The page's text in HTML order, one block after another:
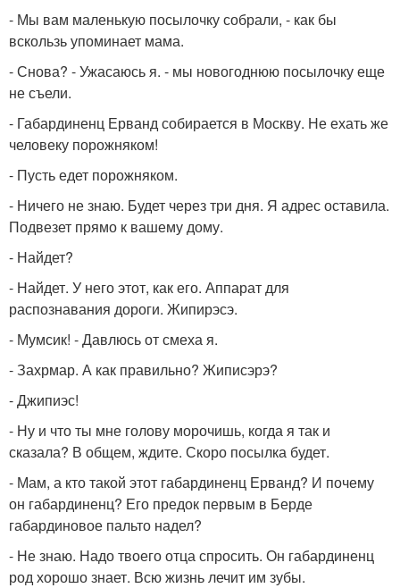
- Мы вам маленькую посылочку собрали, - как бы
вскользь упоминает мама.
- Снова? - Ужасаюсь я. - мы новогоднюю посылочку еще
не съели.
- Габардиненц Ерванд собирается в Москву. Не ехать же
человеку порожняком!
- Пусть едет порожняком.
- Ничего не знаю. Будет через три дня. Я адрес оставила.
Подвезет прямо к вашему дому.
- Найдет?
- Найдет. У него этот, как его. Аппарат для
распознавания дороги. Жипирэсэ.
- Мумсик! - Давлюсь от смеха я.
- Захрмар. А как правильно? Жиписэрэ?
- Джипиэс!
- Ну и что ты мне голову морочишь, когда я так и
сказала? В общем, ждите. Скоро посылка будет.
- Мам, а кто такой этот габардиненц Ерванд? И почему
он габардиненц? Его предок первым в Берде
габардиновое пальто надел?
- Не знаю. Надо твоего отца спросить. Он габардиненц
род хорошо знает. Всю жизнь лечит им зубы.